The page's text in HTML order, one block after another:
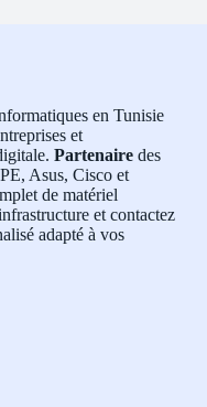
en Tunisie
et
Partenaire des
Asus, Cisco et
de matériel
et contactez
adapté à vos